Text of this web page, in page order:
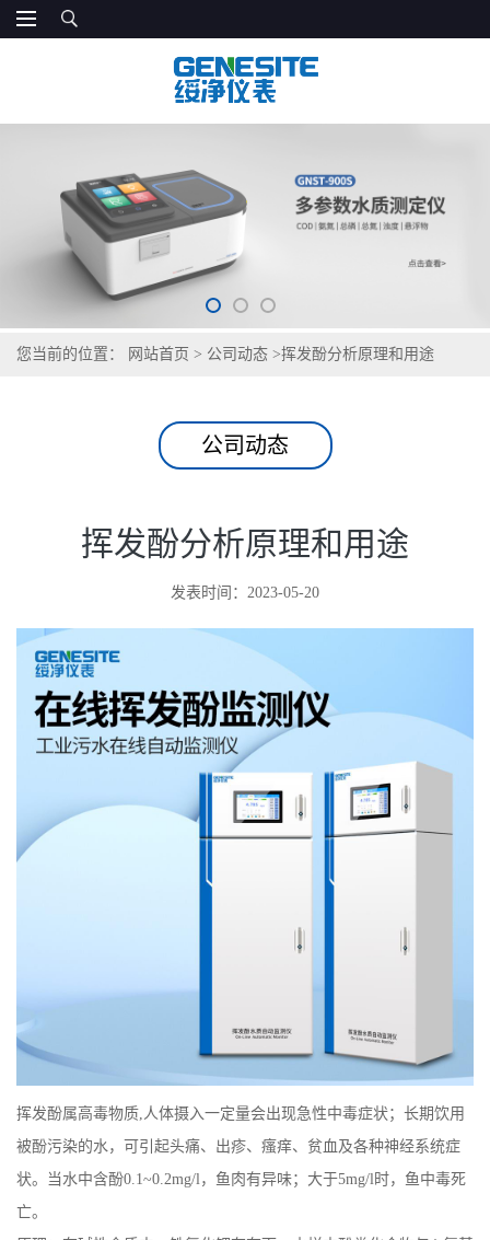
您当前的位置： 网站首页 > 公司动态 >挥发酚分析原理和用途
公司动态
挥发酚分析原理和用途
发表时间：2023-05-20
挥发酚属高毒物质,人体摄入一定量会出现急性中毒症状；长期饮用
被酚污染的水，可引起头痛、出疹、瘙痒、贫血及各种神经系统症
状。当水中含酚0.1~0.2mg/l，鱼肉有异味；大于5mg/l时，鱼中毒死
亡。